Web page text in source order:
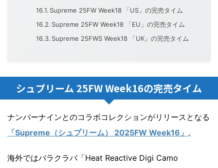
Supreme 25FW Week18 「US」の完売タイム
Supreme 25FW Week18 「EU」の完売タイム
Supreme 25FWS Week18 「UK」の完売タイム
シュプリーム 25FW Week16の完売タイム
ナンバーナインとのコラボコレクションがリリースとなる
「Supreme（シュプリーム） 2025FW Week16」 。
海外ではバラクラバ「Heat Reactive Digi Camo